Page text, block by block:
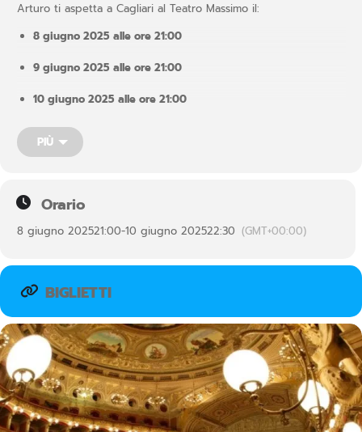
Arturo ti aspetta a Cagliari al Teatro Massimo il:
8 giugno 2025 alle ore 21:00
9 giugno 2025 alle ore 21:00
10 giugno 2025 alle ore 21:00
In questo spettacolo, Arturo aprirà le porte della sua casa, fatta
di ricordi e di fantasie; una casa senza luogo e senza tempo, in
ognuna delle stanze racconta un aspetto diverso del nostro
essere. È una casa segreta, senza presente, passato e futuro, in
PIÙ
Orario
8 giugno 202521:00-10 giugno 202522:30 (GMT+00:00)
BIGLIETTI